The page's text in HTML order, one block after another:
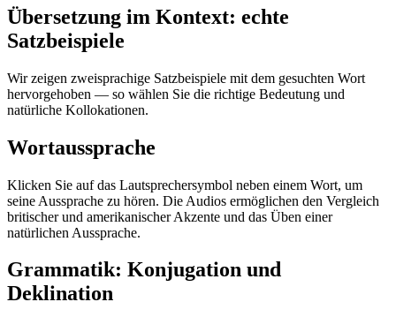
Übersetzung im Kontext: echte
Satzbeispiele
Wir zeigen zweisprachige Satzbeispiele mit dem gesuchten Wort
hervorgehoben — so wählen Sie die richtige Bedeutung und
natürliche Kollokationen.
Wortaussprache
Klicken Sie auf das Lautsprechersymbol neben einem Wort, um
seine Aussprache zu hören. Die Audios ermöglichen den Vergleich
britischer und amerikanischer Akzente und das Üben einer
natürlichen Aussprache.
Grammatik: Konjugation und
Deklination